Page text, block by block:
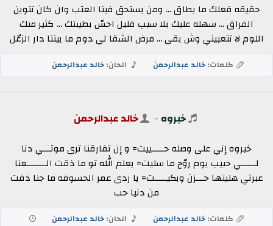
حقيقه فعلك ما يطاق ... ومن يستحق فينا العتب وان كان تنوين
الفراق ... سهله عليك بلا سبب قليل احسّ بطيبتك ... كثير منك
اللوم لا تتعبيني وش بقى ... مرض الشقا لي دوم ما بيننا دار الزعّل
كلمات:خالد عبدالرحمن الحان:خالد عبدالرحمن
خبروه - خالد عبدالرحمن
خبروه إني على وصله حـــــييت= و إن تفارقنا ترى موتـــي دنا
لــــــي حبيب يوم روّح ما سليت= يعلم الله تو ما ذقت الــــــــعنا
عبرتي هليتها حـــزن وبكيـــــت= يا ردى عمر الحسوفه ما جنا ذقت
من دنيا حب
كلمات:خالد عبدالرحمن الحان:خالد عبدالرحمن